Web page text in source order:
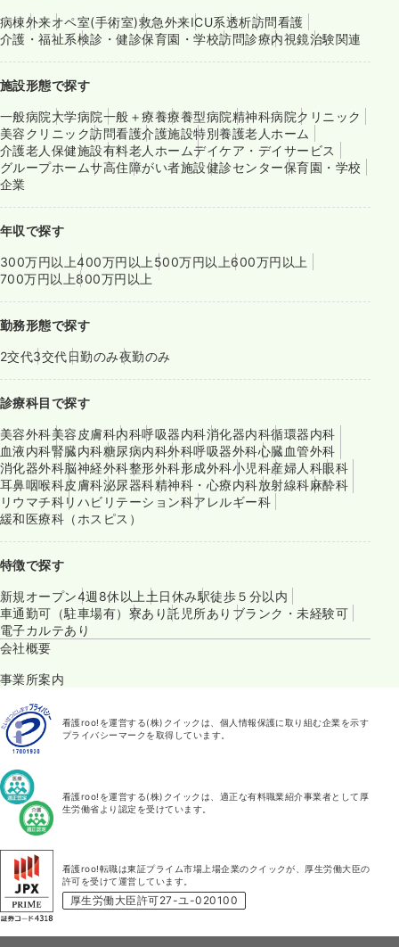
病棟外来オペ室(手術室)救急外来ICU系透析訪問看護
介護・福祉系検診・健診保育園・学校訪問診療内視鏡治験関連
施設形態で探す
一般病院大学病院一般＋療養療養型病院精神科病院クリニック
美容クリニック訪問看護介護施設特別養護老人ホーム
介護老人保健施設有料老人ホームデイケア・デイサービス
グループホームサ高住障がい者施設健診センター保育園・学校
企業
年収で探す
300万円以上400万円以上500万円以上600万円以上
700万円以上800万円以上
勤務形態で探す
2交代3交代日勤のみ夜勤のみ
診療科目で探す
美容外科美容皮膚科内科呼吸器内科消化器内科循環器内科
血液内科腎臓内科糖尿病内科外科呼吸器外科心臓血管外科
消化器外科脳神経外科整形外科形成外科小児科産婦人科眼科
耳鼻咽喉科皮膚科泌尿器科精神科・心療内科放射線科麻酔科
リウマチ科リハビリテーション科アレルギー科
緩和医療科（ホスピス）
特徴で探す
新規オープン4週8休以上土日休み駅徒歩５分以内
車通勤可（駐車場有） 寮あり託児所あり ブランク・未経験可
電子カルテあり
会社概要
事業所案内
看護roo!を運営する(株)クイックは、個人情報保護に取り組む企業を示す
プライバシーマークを取得しています。
看護roo!を運営する(株)クイックは、適正な有料職業紹介事業者として厚
生労働省より認定を受けています。
看護roo!転職は東証プライム市場上場企業のクイックが、厚生労働大臣の
許可を受けて運営しています。
厚生労働大臣許可27-ユ-020100